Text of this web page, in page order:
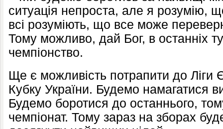
ситуація непроста, але я
всі розуміють, що все може
Тому можливо, дай Бог, в останніх
чемпіонство.
Ще є можливість потрапити до Ліги
Кубку України. Будемо намагатися
Будемо боротися до останнього,
чемпіонат. Тому зараз на зборах